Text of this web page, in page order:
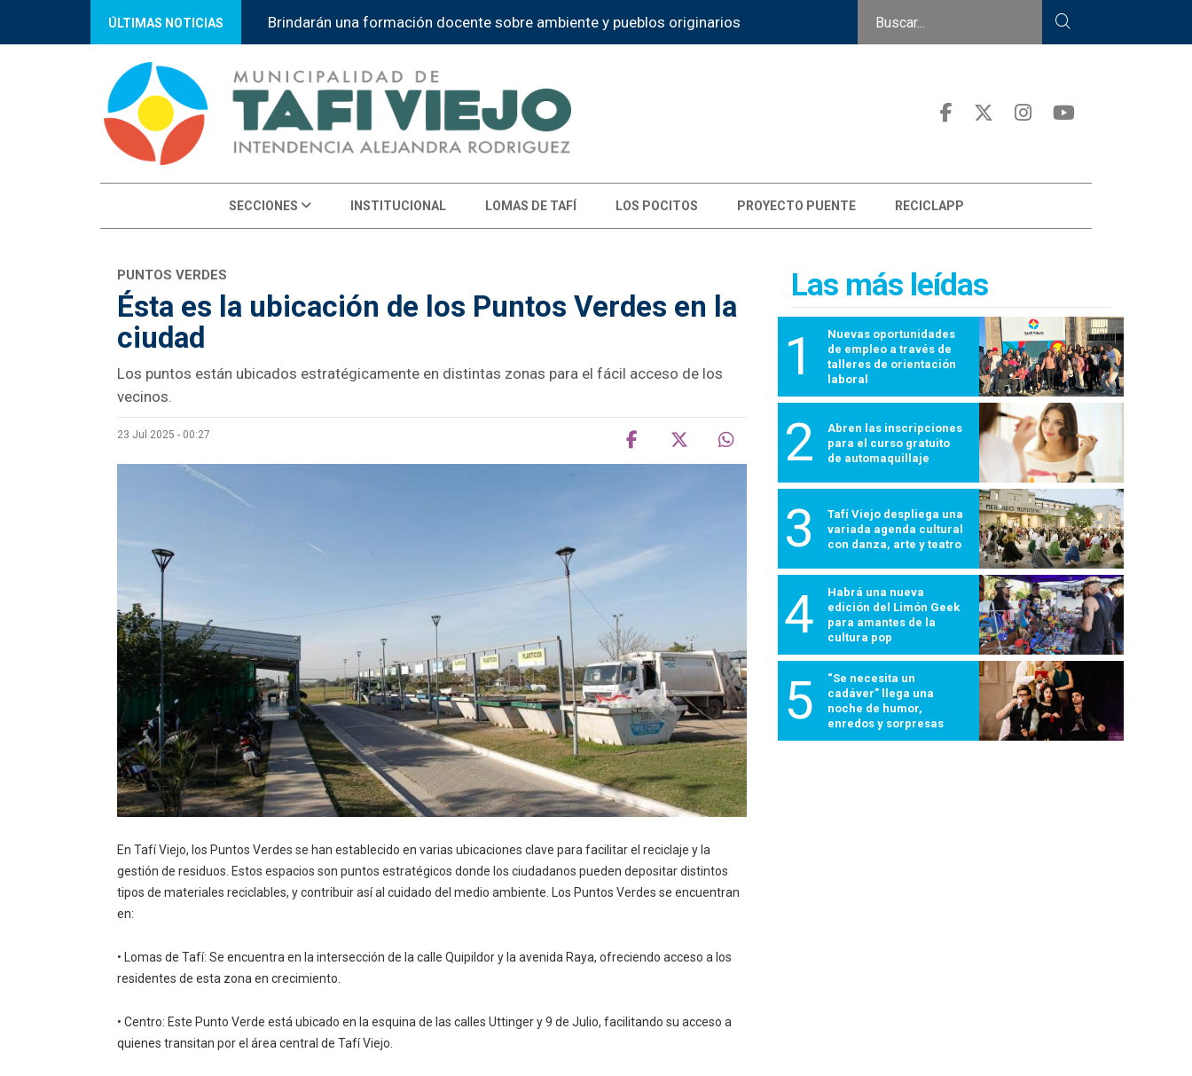
ÚLTIMAS NOTICIAS Brindarán una formación docente sobre ambiente y pueblos originarios
SECCIONES INSTITUCIONAL LOMAS DE TAFÍ LOS POCITOS PROYECTO PUENTE RECICLAPP
PUNTOS VERDES
Ésta es la ubicación de los Puntos Verdes en la
ciudad
Los puntos están ubicados estratégicamente en distintas zonas para el fácil acceso de los
vecinos.
23 Jul 2025 - 00:27
En Tafí Viejo, los Puntos Verdes se han establecido en varias ubicaciones clave para facilitar el reciclaje y la
gestión de residuos. Estos espacios son puntos estratégicos donde los ciudadanos pueden depositar distintos
tipos de materiales reciclables, y contribuir así al cuidado del medio ambiente. Los Puntos Verdes se encuentran
en:
• Lomas de Tafí: Se encuentra en la intersección de la calle Quipildor y la avenida Raya, ofreciendo acceso a los
residentes de esta zona en crecimiento.
• Centro: Este Punto Verde está ubicado en la esquina de las calles Uttinger y 9 de Julio, facilitando su acceso a
quienes transitan por el área central de Tafí Viejo.
Las más leídas
1
Nuevas oportunidades
de empleo a través de
talleres de orientación
laboral
2
Abren las inscripciones
para el curso gratuito
de automaquillaje
3
Tafí Viejo despliega una
variada agenda cultural
con danza, arte y teatro
4
Habrá una nueva
edición del Limón Geek
para amantes de la
cultura pop
5
“Se necesita un
cadáver” llega una
noche de humor,
enredos y sorpresas